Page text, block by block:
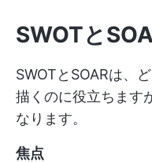
SWOTと
SWOTとSOARは、
描くのに役立ちます
なります。
焦点